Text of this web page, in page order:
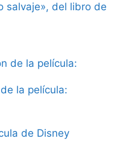
salvaje», del libro de
la película:
de Disney